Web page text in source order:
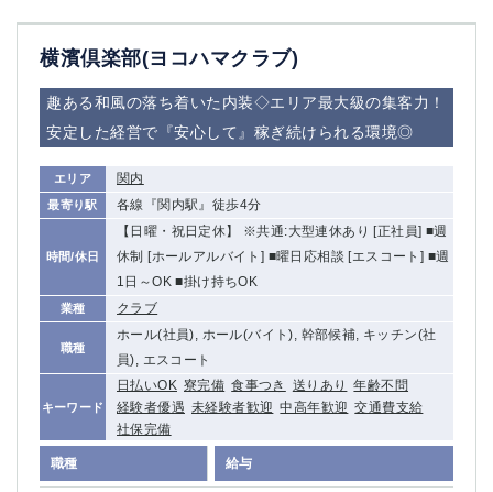
横濱倶楽部(ヨコハマクラブ)
趣ある和風の落ち着いた内装◇エリア最大級の集客力！
安定した経営で『安心して』稼ぎ続けられる環境◎
エリア 関内
最寄り駅 各線『関内駅』徒歩4分
時間/休日
【日曜・祝日定休】 ※共通:大型連休あり [正社員] ■週
休制 [ホールアルバイト] ■曜日応相談 [エスコート] ■週
1日～OK ■掛け持ちOK
業種 クラブ
職種
ホール(社員), ホール(バイト), 幹部候補, キッチン(社
員), エスコート
キーワード
日払いOK 寮完備 食事つき 送りあり
年齢不問
経験者優遇 未経験者歓迎 中高年歓迎 交通費支給
社保完備
職種 給与